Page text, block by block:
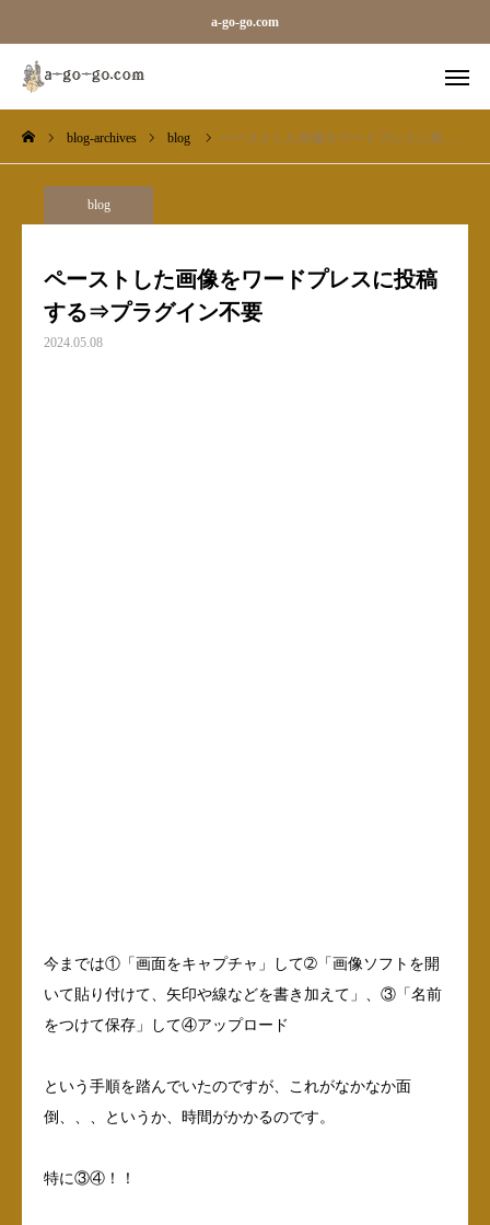
a-go-go.com
blog-archives blog ペーストした画像をワードプレスに投稿する⇒プラグイン不要
blog
ペーストした画像をワードプレスに投稿
する⇒プラグイン不要
2024.05.08
今までは①「画面をキャプチャ」して➁「画像ソフトを開
いて貼り付けて、矢印や線などを書き加えて」、③「名前
をつけて保存」して④アップロード
という手順を踏んでいたのですが、これがなかなか面
倒、、、というか、時間がかかるのです。
特に③④！！
外字一覧 旧字一覧
お知らせ